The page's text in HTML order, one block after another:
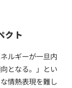
クト
ルギーが一旦内
となる。」とい
情熱表現を難し